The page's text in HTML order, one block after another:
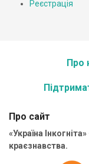
Реєстрація
Про
Про сайт
«Україна
краєзнавства.